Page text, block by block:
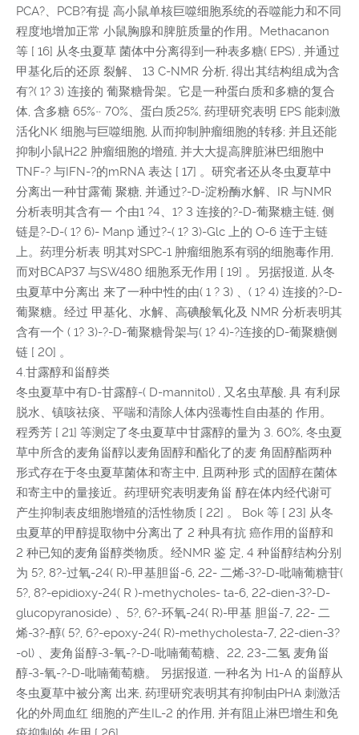
PCA?、PCB?有提 高小鼠单核巨噬细胞系统的吞噬能力和不同
程度地增加正常 小鼠胸腺和脾脏质量的作用。Methacanon
等 [ 16] 从冬虫夏草 菌体中分离得到一种表多糖( EPS) , 并通过
甲基化后的还原 裂解、 13 C-NMR 分析, 得出其结构组成为含
有?( 1? 3) 连接的 葡聚糖骨架。它是一种蛋白质和多糖的复合
体, 含多糖 65%~ 70%、蛋白质25%, 药理研究表明 EPS 能刺激
活化NK 细胞与巨噬细胞, 从而抑制肿瘤细胞的转移; 并且还能
抑制小鼠H22 肿瘤细胞的增殖, 并大大提高脾脏淋巴细胞中
TNF-? 与IFN-?的mRNA 表达 [ 17] 。研究者还从冬虫夏草中
分离出一种甘露葡 聚糖, 并通过?-D-淀粉酶水解、IR 与NMR
分析表明其含有一 个由1 ?4、1? 3 连接的?-D-葡聚糖主链, 侧
链是?-D-( 1? 6)- Manp 通过?-( 1? 3)-Glc 上的 O-6 连于主链
上。药理分析表 明其对SPC-1 肿瘤细胞系有弱的细胞毒作用,
而对BCAP37 与SW480 细胞系无作用 [ 19] 。另据报道, 从冬
虫夏草中分离出 来了一种中性的由( 1 ? 3) 、( 1? 4) 连接的?-D-
葡聚糖。经过 甲基化、水解、高碘酸氧化及 NMR 分析表明其
含有一个 ( 1? 3)-?-D-葡聚糖骨架与( 1? 4)-?连接的D-葡聚糖侧
链 [ 20] 。
4.甘露醇和甾醇类
冬虫夏草中有D-甘露醇-( D-mannitol) , 又名虫草酸, 具 有利尿
脱水、镇咳祛痰、平喘和清除人体内强毒性自由基的 作用。
程秀芳 [ 21] 等测定了冬虫夏草中甘露醇的量为 3. 60%, 冬虫夏
草中所含的麦角甾醇以麦角固醇和酯化了的麦 角固醇酯两种
形式存在于冬虫夏草菌体和寄主中, 且两种形 式的固醇在菌体
和寄主中的量接近。药理研究表明麦角甾 醇在体内经代谢可
产生抑制表皮细胞增殖的活性物质 [ 22] 。 Bok 等 [ 23] 从冬
虫夏草的甲醇提取物中分离出了 2 种具有抗 癌作用的甾醇和
2 种已知的麦角甾醇类物质。经NMR 鉴 定, 4 种甾醇结构分别
为 5?, 8?-过氧-24( R)-甲基胆甾-6, 22- 二烯-3?-D-吡喃葡糖苷(
5?, 8?-epidioxy-24( R )-methycholes- ta-6, 22-dien-3?-D-
glucopyranoside) 、5?, 6?-环氧-24( R)-甲基 胆甾-7, 22- 二
烯-3?-醇( 5?, 6?-epoxy-24( R)-methycholesta-7, 22-dien-3?
-ol) 、麦角甾醇-3-氧-?-D-吡喃葡萄糖、22, 23-二氢 麦角甾
醇-3-氧-?-D-吡喃葡萄糖。 另据报道, 一种名为 H1-A 的甾醇从
冬虫夏草中被分离 出来, 药理研究表明其有抑制由PHA 刺激活
化的外周血红 细胞的产生IL-2 的作用, 并有阻止淋巴增生和免